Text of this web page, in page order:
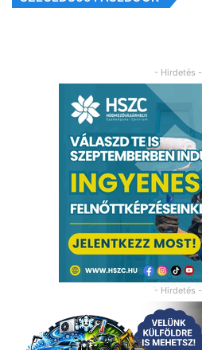
- Hirdetés -
- Hirdetés -